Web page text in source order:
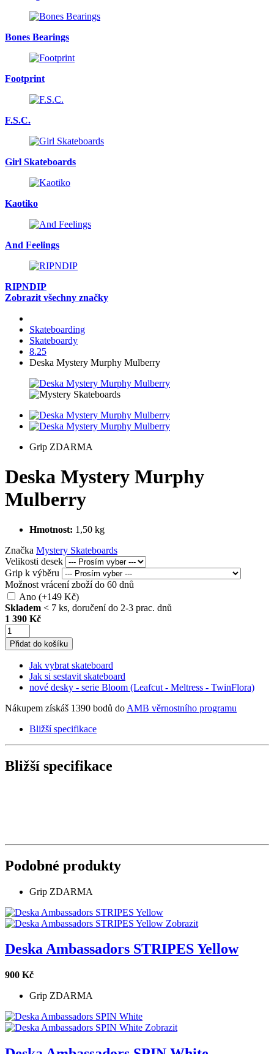
Bones Bearings
Footprint
F.S.C.
Girl Skateboards
Kaotiko
And Feelings
RIPNDIP
Zobrazit všechny značky
Skateboarding
Skateboardy
8.25
Deska Mystery Murphy Mulberry
Grip ZDARMA
Deska Mystery Murphy
Mulberry
Hmotnost: 1,50 kg
Značka Mystery Skateboards
Velikosti desek
Grip k výběru
Možnost vrácení zboží do 60 dnů
Ano (+149 Kč)
Skladem < 7 ks, doručení do 2-3 prac. dnů
1 390 Kč
Přidat do košíku
Jak vybrat skateboard
Jak si sestavit skateboard
nové desky - serie Bloom (Leafcut - Meltress - TwinFlora)
Nákupem získáš 1390 bodů do AMB věrnostního programu
Bližší specifikace
Bližší specifikace
Podobné produkty
Grip ZDARMA
Zobrazit
Deska Ambassadors STRIPES Yellow
900 Kč
Grip ZDARMA
Zobrazit